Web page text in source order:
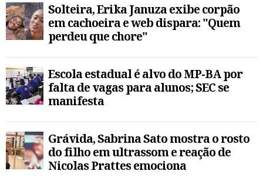
Solteira, Erika Januza exibe corpão
em cachoeira e web dispara: "Quem
perdeu que chore"
Escola estadual é alvo do MP-BA por
falta de vagas para alunos; SEC se
manifesta
Grávida, Sabrina Sato mostra o rosto
do filho em ultrassom e reação de
Nicolas Prattes emociona